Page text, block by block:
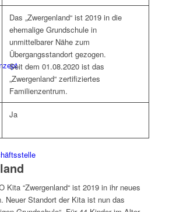
Das „Zwergenland“ ist 2019 in die
ehemalige Grundschule in
unmittelbarer Nähe zum
Übergangsstandort gezogen.
Seit dem 01.08.2020 ist das
„Zwergenland“ zertifiziertes
Familienzentrum.
Ja
Kita “Zwergenland“ ist 2019 in ihr neues
Neuer Standort der Kita ist nun das